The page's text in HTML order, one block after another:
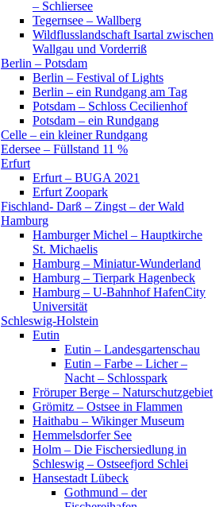
– Schliersee
Tegernsee – Wallberg
Wildflusslandschaft Isartal zwischen
Wallgau und Vorderriß
Berlin – Potsdam
Berlin – Festival of Lights
Berlin – ein Rundgang am Tag
Potsdam – Schloss Cecilienhof
Potsdam – ein Rundgang
Celle – ein kleiner Rundgang
Edersee – Füllstand 11 %
Erfurt
Erfurt – BUGA 2021
Erfurt Zoopark
Fischland- Darß – Zingst – der Wald
Hamburg
Hamburger Michel – Hauptkirche
St. Michaelis
Hamburg – Miniatur-Wunderland
Hamburg – Tierpark Hagenbeck
Hamburg – U-Bahnhof HafenCity
Universität
Schleswig-Holstein
Eutin
Eutin – Landesgartenschau
Eutin – Farbe – Licher –
Nacht – Schlosspark
Fröruper Berge – Naturschutzgebiet
Grömitz – Ostsee in Flammen
Haithabu – Wikinger Museum
Hemmelsdorfer See
Holm – Die Fischersiedlung in
Schleswig – Ostseefjord Schlei
Hansestadt Lübeck
Gothmund – der